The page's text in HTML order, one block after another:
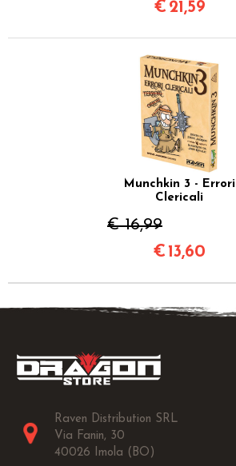
€ 21,59
Munchkin 3 - Errori
Clericali
€ 16,99
€ 13,60
Raven Distribution SRL
Via Fanin, 30
40026 Imola (BO)